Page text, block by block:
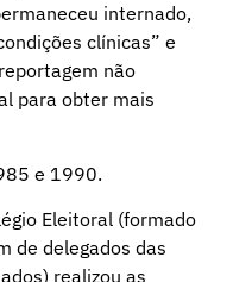
internado,
clínicas” e
não
para obter mais
e 1990.
Eleitoral (formado
de delegados das
realizou as